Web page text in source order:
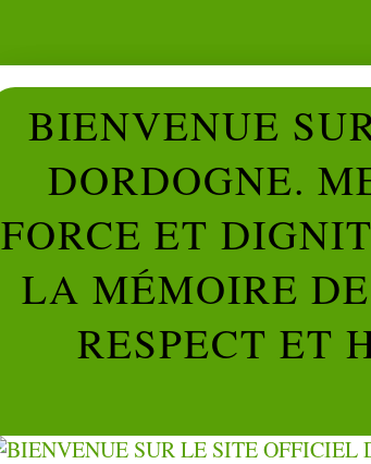
BIENVENUE
DORDOGNE.
FORCE ET
LA MÉMOIRE
RESPECT ET